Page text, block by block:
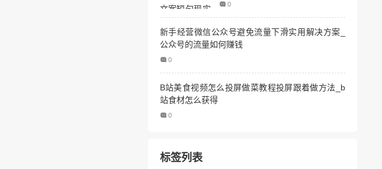
0
新手经营微信公众号避免流量下滑实用解决方案_
公众号的流量如何赚钱
0
B站美食视频怎么投屏做菜教程投屏跟着做方法_b
站食材怎么获得
0
标签列表